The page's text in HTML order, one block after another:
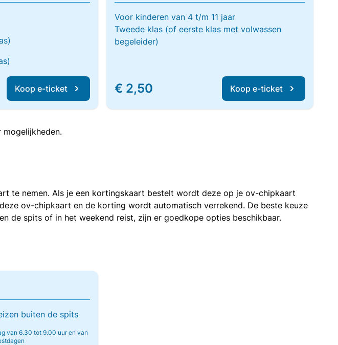
Koop e-ticket
Voor kinderen van 4 t/m 11 jaar
Tweede klas (of eerste klas met volwassen
begeleider)
€ 2,50 Koop e-ticket
te nemen. Als je een kortingskaart bestelt wordt deze op je ov-chipkaart
ov-chipkaart en de korting wordt automatisch verrekend. De beste keuze
de spits of in het weekend reist, zijn er goedkope opties beschikbaar.
buiten de spits
van 6.30 tot 9.00 uur en van